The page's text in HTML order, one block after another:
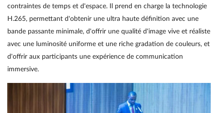
contraintes de temps et d'espace. Il prend en charge la technologie
H.265, permettant d'obtenir une ultra haute définition avec une
bande passante minimale, d'offrir une qualité d'image vive et réaliste
avec une luminosité uniforme et une riche gradation de couleurs, et
d'offrir aux participants une expérience de communication
immersive.